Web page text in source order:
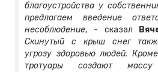
благоустройства у
предлагаем введение
несоблюдение, - сказал
Скинутый с крыш снег
угрозу здоровью людей.
тротуары создают